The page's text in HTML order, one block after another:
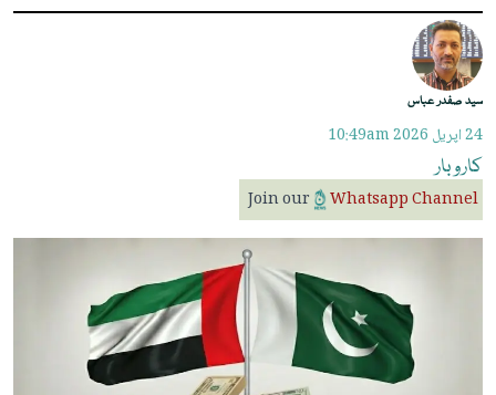
سید صفدر عباس
24 اپريل 2026 10:49am
کاروبار
Join our Whatsapp Channel